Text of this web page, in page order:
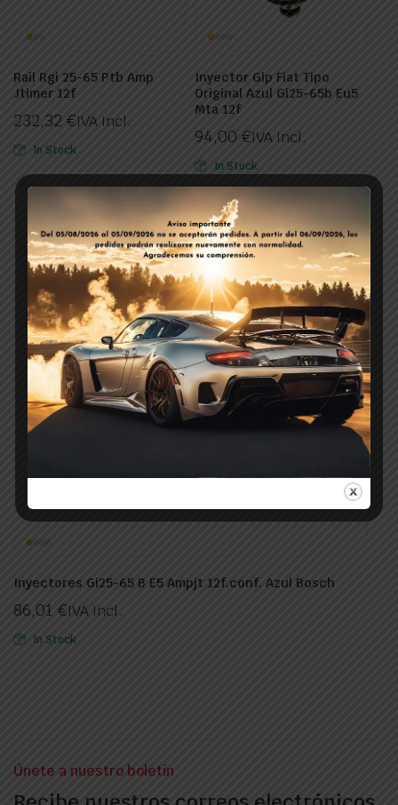
Rail Rgi 25-65 Ptb Amp
Jtimer 12f
232,32 €IVA Incl.
In Stock
Inyector Glp Fiat Tipo
Original Azul Gi25-65b Eu5
Mta 12f
94,00 €IVA Incl.
In Stock
Inyectores Gi25-65 B E5 Ampjt 12f.conf. Azul Bosch
86,01 €IVA Incl.
In Stock
Únete a nuestro boletín